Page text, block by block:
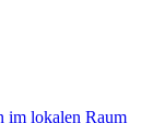
im lokalen Raum